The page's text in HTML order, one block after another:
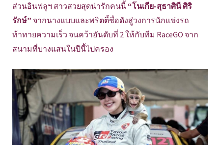
ส่วนอินฟลูฯ สาวสวยสุดน่ารักคนนี้“โนเกีย-สุธาศินี ศิริ
รักษ์” จากนางแบบและพริตตี้ชื่อดังสู่วงการนักแข่งรถ
ท้าทายความเร็ว จนคว้าอันดับที่ 2 ให้กับทีม RaceGO จาก
สนามที่บางแสนในปีนี้ไปครอง